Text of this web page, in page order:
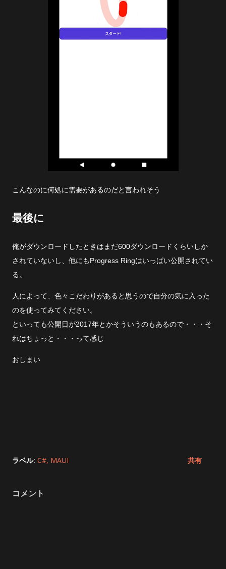
こんなのに何処に需要があるのだと言われそう
最後に
俺がダウンロードしたときはまだ600ダウンロードくらいしか
されていないし、他にもProgress Ringはいっぱい公開されてい
る。
人によって、色々こだわりがあると思うので自分の気に入った
のを使ってみてください。
といっても公開日が2017年とかそういうのもあるので・・・そ
れはちょっと・・・って感じ
おしまい
ラベル: C# MAUI 共有
コメント